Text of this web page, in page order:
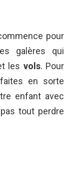
pour
galères qui
les vols. Pour
en sorte
enfant avec
tout perdre